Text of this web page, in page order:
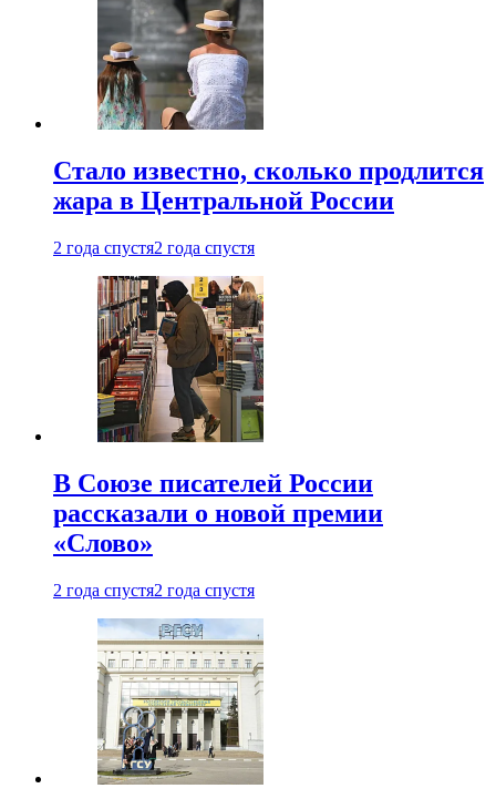
Стало известно, сколько продлится
жара в Центральной России
2 года спустя2 года спустя
В Союзе писателей России
рассказали о новой премии
«Слово»
2 года спустя2 года спустя